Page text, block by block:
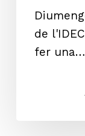
de
fer una…